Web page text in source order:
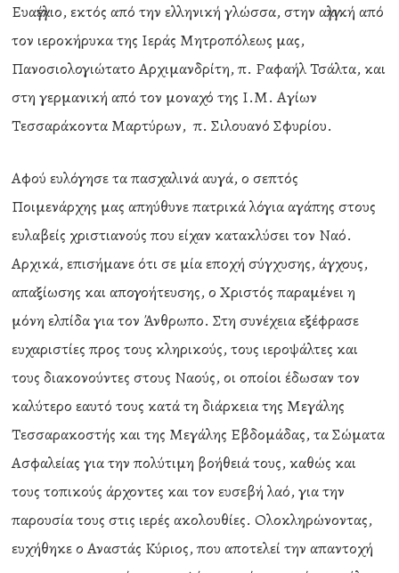
Ευαγγέλιο, εκτός από την ελληνική γλώσσα, στην αγγλική από
τον ιεροκήρυκα της Ιεράς Μητροπόλεως μας,
Πανοσιολογιώτατο Αρχιμανδρίτη, π. Ραφαήλ Τσάλτα, και
στη γερμανική από τον μοναχό της Ι.Μ. Αγίων
Τεσσαράκοντα Μαρτύρων, π. Σιλουανό Σφυρίου.
Αφού ευλόγησε τα πασχαλινά αυγά, ο σεπτός
Ποιμενάρχης μας απηύθυνε πατρικά λόγια αγάπης στους
ευλαβείς χριστιανούς που είχαν κατακλύσει τον Ναό.
Αρχικά, επισήμανε ότι σε μία εποχή σύγχυσης, άγχους,
απαξίωσης και απογοήτευσης, ο Χριστός παραμένει η
μόνη ελπίδα για τον Άνθρωπο. Στη συνέχεια εξέφρασε
ευχαριστίες προς τους κληρικούς, τους ιεροψάλτες και
τους διακονούντες στους Ναούς, οι οποίοι έδωσαν τον
καλύτερο εαυτό τους κατά τη διάρκεια της Μεγάλης
Τεσσαρακοστής και της Μεγάλης Εβδομάδας, τα Σώματα
Ασφαλείας για την πολύτιμη βοήθειά τους, καθώς και
τους τοπικούς άρχοντες και τον ευσεβή λαό, για την
παρουσία τους στις ιερές ακολουθίες. Ολοκληρώνοντας,
ευχήθηκε ο Αναστάς Κύριος, που αποτελεί την απαντοχή